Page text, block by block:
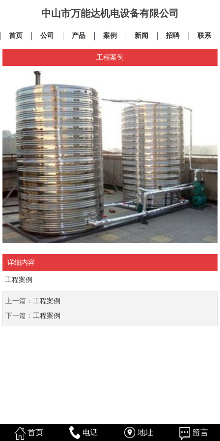
中山市万能达机电设备有限公司
首页 公司 产品 案例 新闻 招聘 联系
工程案例
详细内容
工程案例
上一篇： 工程案例
下一篇： 工程案例
首页 电话 地址 留言